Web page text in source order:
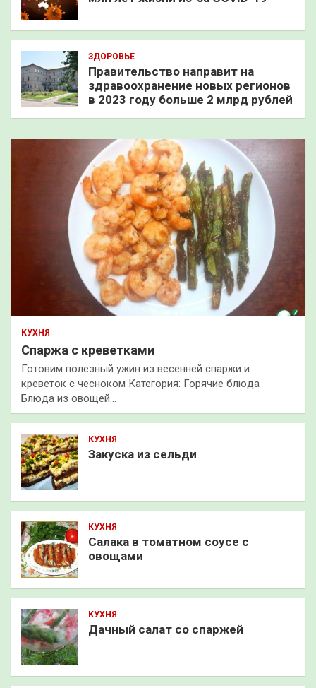
ЗДОРОВЬЕ
Правительство направит на
здравоохранение новых регионов
в 2023 году больше 2 млрд рублей
КУХНЯ
Спаржа с креветками
Готовим полезный ужин из весенней спаржи и
креветок с чесноком Категория: Горячие блюда
Блюда из овощей…
КУХНЯ
Закуска из сельди
КУХНЯ
Салака в томатном соусе с
овощами
КУХНЯ
Дачный салат со спаржей